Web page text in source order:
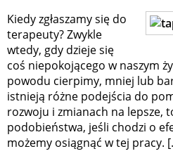
Kiedy zgłaszamy się do
terapeuty? Zwykle
wtedy, gdy dzieje się
coś niepokojącego w naszym
powodu cierpimy, mniej lub
istnieją różne podejścia do
rozwoju i zmianach na lepsze,
podobieństwa, jeśli chodzi o
możemy osiągnąć w tej pracy.